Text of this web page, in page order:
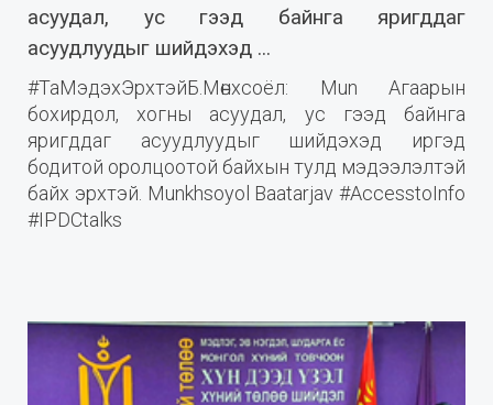
асуудал, ус гээд байнга яригддаг
асуудлуудыг шийдэхэд ...
#ТаМэдэхЭрхтэйБ.Мөнхсоёл: Mun Агаарын
бохирдол, хогны асуудал, ус гээд байнга
яригддаг асуудлуудыг шийдэхэд иргэд
бодитой оролцоотой байхын тулд мэдээлэлтэй
байх эрхтэй. Munkhsoyol Baatarjav #AccesstoInfo
#IPDCtalks